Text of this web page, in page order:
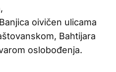
oivičen ulicama
Bahtijara
oslobođenja.